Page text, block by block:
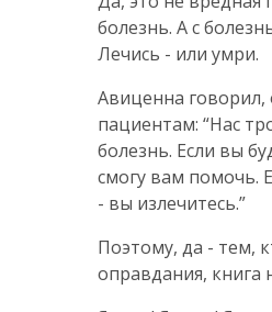
болезнь. А с
Лечись - или умри.
Авиценна говорил,
пациентам: “Нас
болезнь. Если вы
смогу вам помочь.
- вы излечитесь.”
Поэтому, да - тем,
оправдания, книга